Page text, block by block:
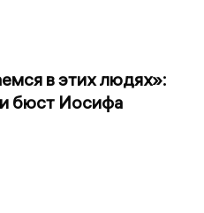
в этих людях»:
бюст Иосифа